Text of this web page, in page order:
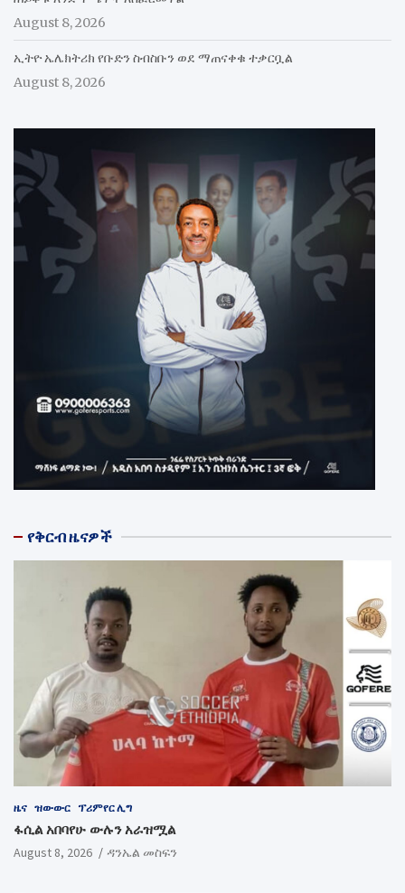
August 8, 2026
ኢትዮ ኤሌክትሪክ የቡድን ስብስቡን ወደ ማጠናቀቁ ተቃርቧል
August 8, 2026
የቅርብ ዜናዎች
ዜና ዝውውር ፕሪምየር ሊግ
ፋሲል አበባየሁ ውሉን አራዝሟል
August 8, 2026 ዳንኤል መስፍን